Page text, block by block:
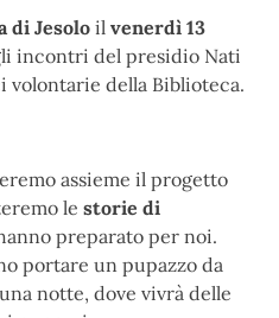
di Jesolo il venerdì 13
incontri del presidio Nati
della Biblioteca.
assieme il progetto
le storie di
preparato per noi.
portare un pupazzo da
notte, dove vivrà delle